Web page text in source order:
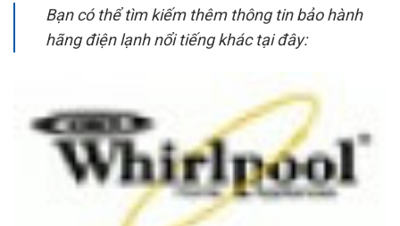
Bạn có thể tìm kiếm thêm thông tin bảo hành
hãng điện lạnh nổi tiếng khác tại đây: